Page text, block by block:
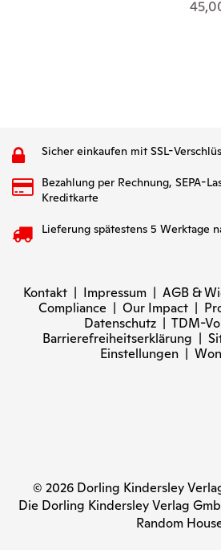
Sicher einkaufen mit SSL-
Bezahlung per Rechnung, SEPA-
Kreditkarte
Lieferung spätestens 5 Werktage
Kontakt | Impressum | AGB &
Compliance | Our Impact |
Datenschutz | TDM-
Barrierefreiheitserklärung |
Einstellungen|
© 2026 Dorling Kindersley
Die Dorling Kindersley Verlag
Random